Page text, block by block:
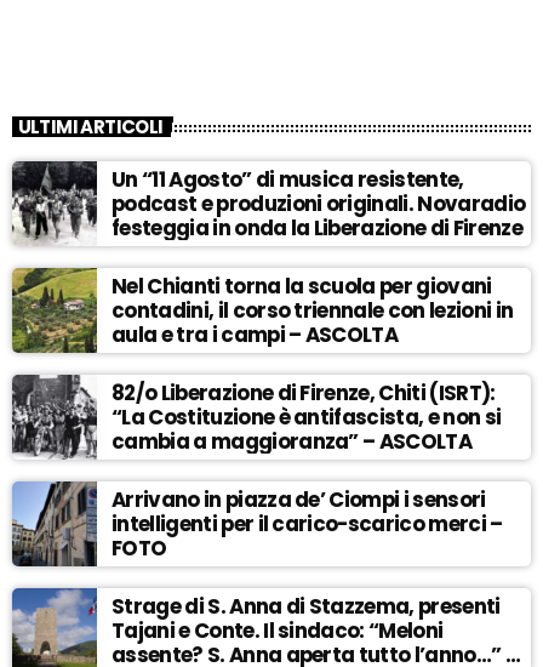
ULTIMI ARTICOLI
Un “11 Agosto” di musica resistente,
podcast e produzioni originali. Novaradio
festeggia in onda la Liberazione di Firenze
Nel Chianti torna la scuola per giovani
contadini, il corso triennale con lezioni in
aula e tra i campi – ASCOLTA
82/o Liberazione di Firenze, Chiti (ISRT):
“La Costituzione è antifascista, e non si
cambia a maggioranza” – ASCOLTA
Arrivano in piazza de’ Ciompi i sensori
intelligenti per il carico-scarico merci –
FOTO
Strage di S. Anna di Stazzema, presenti
Tajani e Conte. Il sindaco: “Meloni
assente? S. Anna aperta tutto l’anno…” –